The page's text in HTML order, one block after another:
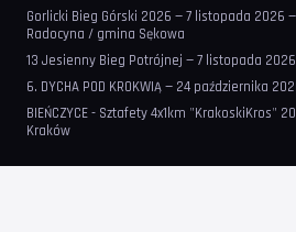
Gorlicki Bieg Górski 2026 — 7 listopada 2026
Radocyna / gmina Sękowa
13 Jesienny Bieg Potrójnej — 7 listopada
6. DYCHA POD KROKWIĄ — 24 października
BIEŃCZYCE - Sztafety 4x1km "KrakoskiKros"
Kraków